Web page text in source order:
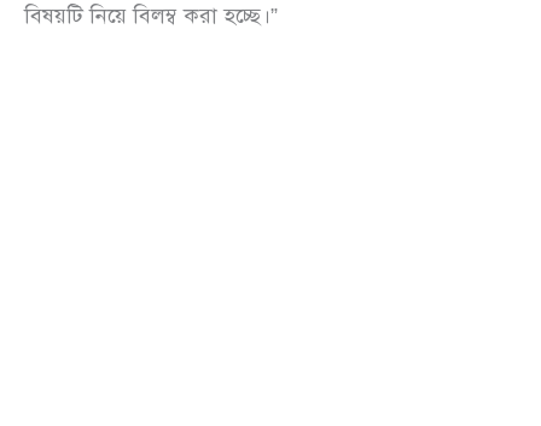
বিষয়টি নিয়ে বিলম্ব করা হচ্ছে।”